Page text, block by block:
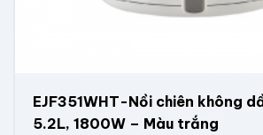
EJF351WHT-Nồi chiên không
5.2L, 1800W – Màu trắng